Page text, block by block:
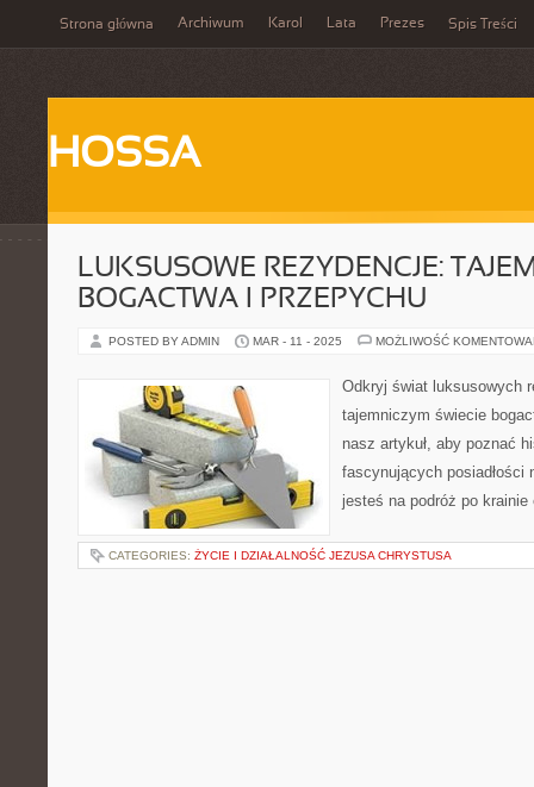
Strona główna Archiwum Karol Lata Prezes Spis Treści
HOSSA
LUKSUSOWE REZYDENCJE:
BOGACTWA I PRZEPYCHU
POSTED BY ADMIN MAR - 11 - 2025 MOŻLIWOŚĆ
Odkryj świat luksusowych
tajemniczym świecie
nasz artykuł, aby poznać
fascynujących posiadłości
jesteś na podróż po
CATEGORIES: ŻYCIE I DZIAŁALNOŚĆ JEZUSA CHRYSTUSA